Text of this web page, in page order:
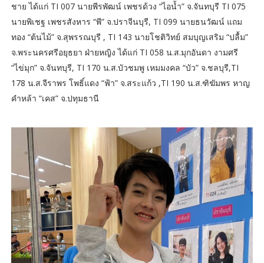
ชาย ได้แก่ TI 007 นายพีรพัฒน์ เพชรด้วง “ไอน้ำ” จ.จันทบุรี TI 075
นายพิเชฐ เพชรสังหาร “พี” จ.ปราจีนบุรี, TI 099 นายธนวัฒน์ แถม
ทอง “ต้นไม้” จ.สุพรรณบุรี , TI 143 นายโชติวิทย์ สมบุญเสริม “ปลื้ม”
จ.พระนครศรีอยุธยา ฝ่ายหญิง ได้แก่ TI 058 น.ส.มุกอันดา งามศรี
“ไข่มุก” จ.จันทบุรี, TI 170 น.ส.บัวชมพู เหมมงคล “บัว” จ.ชลบุรี,TI
178 น.ส.จีราพร โพธิ์แดง “ฟ้า” จ.สระแก้ว ,TI 190 น.ส.ฑิฆัมพร หาญ
คำหล้า “เคส” จ.ปทุมธานี